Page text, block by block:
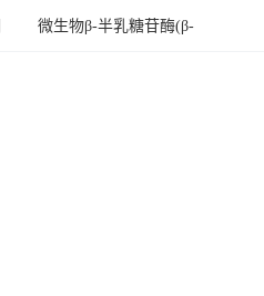
微生物β-半乳糖苷酶(β-